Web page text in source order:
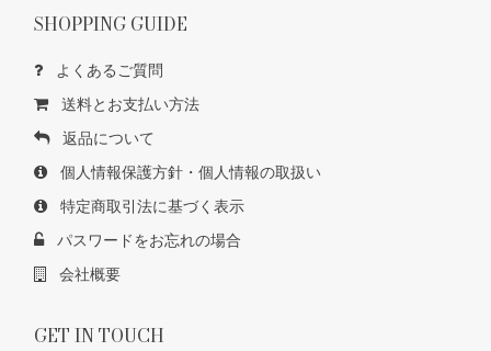
SHOPPING GUIDE
よくあるご質問
送料とお支払い方法
返品について
個人情報保護方針・個人情報の取扱い
特定商取引法に基づく表示
パスワードをお忘れの場合
会社概要
GET IN TOUCH